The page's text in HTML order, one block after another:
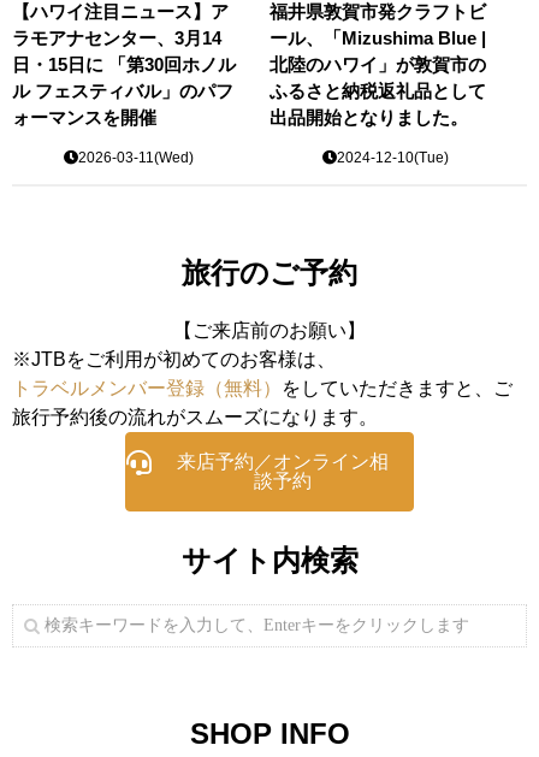
【ハワイ注目ニュース】ア
ラモアナセンター、3月14
日・15日に 「第30回ホノル
ル フェスティバル」のパフ
ォーマンスを開催
2026-03-11(Wed)
福井県敦賀市発クラフトビ
ール、「Mizushima Blue |
北陸のハワイ」が敦賀市の
ふるさと納税返礼品として
出品開始となりました。
2024-12-10(Tue)
旅行のご予約
【ご来店前のお願い】
※JTBをご利用が初めてのお客様は、
トラベルメンバー登録（無料）
をしていただきますと、ご
旅行予約後の流れがスムーズになります。
来店予約／オンライン相
談予約
サイト内検索
SHOP INFO